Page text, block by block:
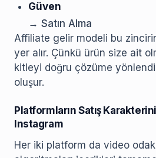
Güven
→ Satın Alma
Affiliate gelir modeli bu
yer alır. Çünkü ürün size ait
kitleyi doğru çözüme
oluşur.
Platformların Satış
Instagram
Her iki platform da video